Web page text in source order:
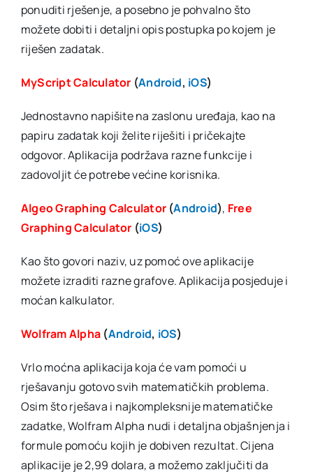
ponuditi rješenje, a posebno je pohvalno što
možete dobiti i detaljni opis postupka po kojem je
riješen zadatak.
MyScript Calculator (Android, iOS)
Jednostavno napišite na zaslonu uređaja, kao na
papiru zadatak koji želite riješiti i pričekajte
odgovor. Aplikacija podržava razne funkcije i
zadovoljit će potrebe većine korisnika.
Algeo Graphing Calculator (Android), Free
Graphing Calculator (iOS)
Kao što govori naziv, uz pomoć ove aplikacije
možete izraditi razne grafove. Aplikacija posjeduje i
moćan kalkulator.
Wolfram Alpha (Android, iOS)
Vrlo moćna aplikacija koja će vam pomoći u
rješavanju gotovo svih matematičkih problema.
Osim što rješava i najkompleksnije matematičke
zadatke, Wolfram Alpha nudi i detaljna objašnjenja i
formule pomoću kojih je dobiven rezultat. Cijena
aplikacije je 2,99 dolara, a možemo zaključiti da